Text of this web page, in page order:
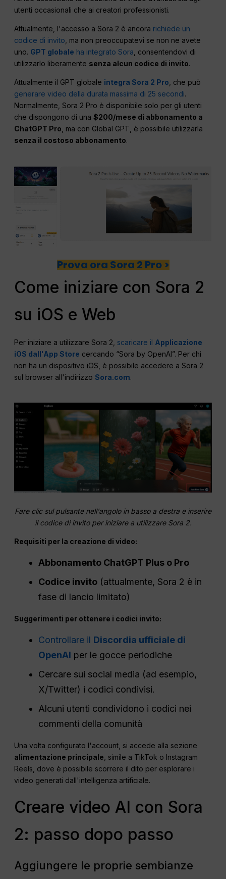
utenti occasionali che ai creatori professionisti.
Attualmente, l'accesso a Sora 2 è ancora richiede un
codice di invito , ma non preoccupatevi se non ne avete
uno. GPT globale ha integrato Sora , consentendovi di
utilizzarlo liberamente senza alcun codice di invito.
Attualmente il GPT globale integra Sora 2 Pro, che può
generare video della durata massima di 25 secondi.
Normalmente, Sora 2 Pro è disponibile solo per gli utenti
che dispongono di una$200/mese di abbonamento a
ChatGPT Pro, ma con Global GPT, è possibile utilizzarla
senza il costoso abbonamento.
Prova ora Sora 2 Pro >
Come iniziare con Sora 2
su iOS e Web
Per iniziare a utilizzare Sora 2, scaricare il Applicazione
iOS dall'App Store cercando “Sora by OpenAI”. Per chi
non ha un dispositivo iOS, è possibile accedere a Sora 2
sul browser all'indirizzoSora.com.
Fare clic sul pulsante nell'angolo in basso a destra e inserire
il codice di invito per iniziare a utilizzare Sora 2.
Requisiti per la creazione di video:
Abbonamento ChatGPT Plus o Pro
Codice invito (attualmente, Sora 2 è in
fase di lancio limitato)
Suggerimenti per ottenere i codici invito:
Controllare il Discordia ufficiale di
OpenAI per le gocce periodiche
Cercare sui social media (ad esempio,
X/Twitter) i codici condivisi.
Alcuni utenti condividono i codici nei
commenti della comunità
Una volta configurato l'account, si accede alla sezione
alimentazione principale , simile a TikTok o Instagram
Reels, dove è possibile scorrere il dito per esplorare i
video generati dall'intelligenza artificiale.
Creare video AI con Sora
2: passo dopo passo
Aggiungere le proprie sembianze